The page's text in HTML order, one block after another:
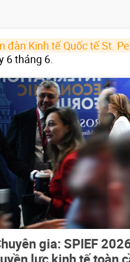
đàn Kinh tế Quốc tế St.
6 tháng 6.
gia: SPIEF